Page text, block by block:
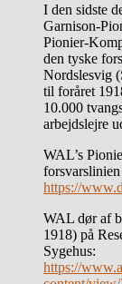
I den sidste
Garnison-
Pionier-
den tyske
Nordslesvig
til foråret
10.000
arbejdslejre
WAL’s
https://
WAL dør af
1918) på
Sygehus:
https://